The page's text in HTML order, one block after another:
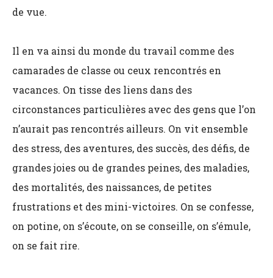
de vue.
Il en va ainsi du monde du travail comme des
camarades de classe ou ceux rencontrés en
vacances. On tisse des liens dans des
circonstances particulières avec des gens que l’on
n’aurait pas rencontrés ailleurs. On vit ensemble
des stress, des aventures, des succès, des défis, de
grandes joies ou de grandes peines, des maladies,
des mortalités, des naissances, de petites
frustrations et des mini-victoires. On se confesse,
on potine, on s’écoute, on se conseille, on s’émule,
on se fait rire.